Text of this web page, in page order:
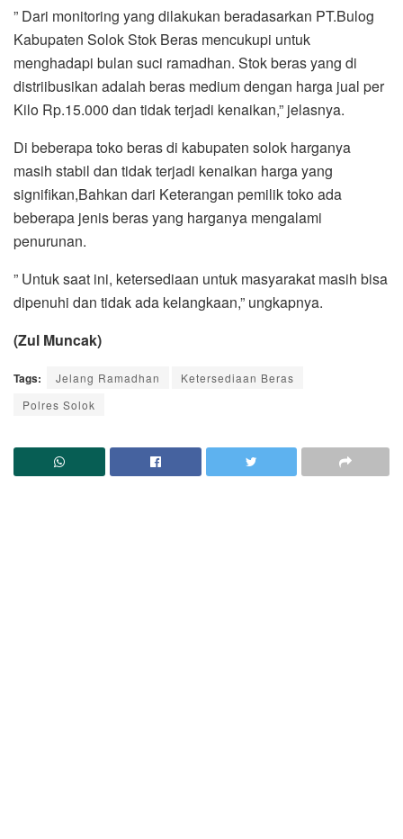
” Dari monitoring yang dilakukan beradasarkan PT.Bulog
Kabupaten Solok Stok Beras mencukupi untuk
menghadapi bulan suci ramadhan. Stok beras yang di
distriibusikan adalah beras medium dengan harga jual per
Kilo Rp.15.000 dan tidak terjadi kenaikan,” jelasnya.
Di beberapa toko beras di kabupaten solok harganya
masih stabil dan tidak terjadi kenaikan harga yang
signifikan,Bahkan dari Keterangan pemilik toko ada
beberapa jenis beras yang harganya mengalami
penurunan.
” Untuk saat ini, ketersediaan untuk masyarakat masih bisa
dipenuhi dan tidak ada kelangkaan,” ungkapnya.
(Zul Muncak)
Tags: Jelang Ramadhan
Ketersediaan Beras
Polres Solok